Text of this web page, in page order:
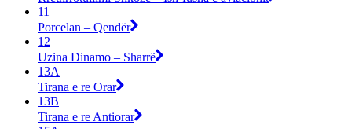
11
Porcelan – Qendër
12
Uzina Dinamo – Sharrë
13A
Tirana e re Orar
13B
Tirana e re Antiorar